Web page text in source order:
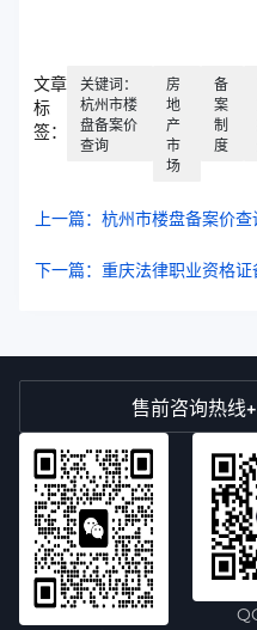
文章
标
签：
关键词：
杭州市楼
盘备案价
查询
房
地
产
市
场
备
案
制
度
上一篇：杭州市楼盘备案价查
下一篇：重庆法律职业资格证
售前咨询热线